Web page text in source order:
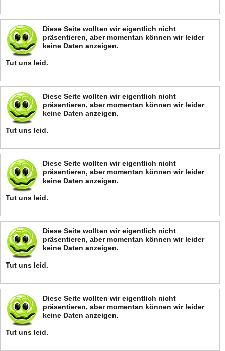
Diese Seite wollten wir eigentlich nicht
präsentieren, aber momentan können wir leider
keine Daten anzeigen.
Tut uns leid.
Diese Seite wollten wir eigentlich nicht
präsentieren, aber momentan können wir leider
keine Daten anzeigen.
Tut uns leid.
Diese Seite wollten wir eigentlich nicht
präsentieren, aber momentan können wir leider
keine Daten anzeigen.
Tut uns leid.
Diese Seite wollten wir eigentlich nicht
präsentieren, aber momentan können wir leider
keine Daten anzeigen.
Tut uns leid.
Diese Seite wollten wir eigentlich nicht
präsentieren, aber momentan können wir leider
keine Daten anzeigen.
Tut uns leid.